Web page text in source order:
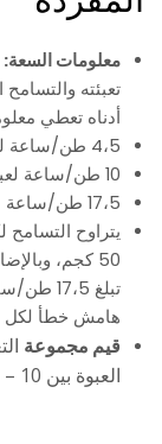
معلومات
تعبئته
أدناه تعطي
4،5 طن/ساعة لعبوة 10 كجم
10 طن/ساعة لعبوة 25 كجم
17،5 طن/ساعة لعبوة 50 كجم
50 كجم،
تبلغ
هامش خطأ لكل
قيم مجموعة
العبوة بين 10 – 25 – 50 كجم،